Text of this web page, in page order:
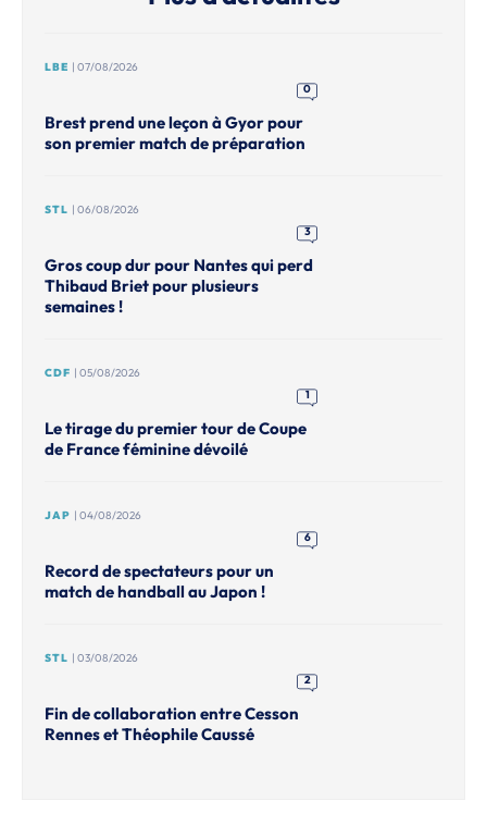
LBE | 07/08/2026
0
Brest prend une leçon à Gyor pour
son premier match de préparation
STL | 06/08/2026
3
Gros coup dur pour Nantes qui perd
Thibaud Briet pour plusieurs
semaines !
CDF | 05/08/2026
1
Le tirage du premier tour de Coupe
de France féminine dévoilé
JAP | 04/08/2026
6
Record de spectateurs pour un
match de handball au Japon !
STL | 03/08/2026
2
Fin de collaboration entre Cesson
Rennes et Théophile Caussé